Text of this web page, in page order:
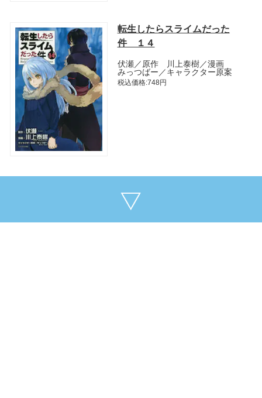
転生したらスライムだった
件 １４
伏瀬／原作 川上泰樹／漫画
みっつばー／キャラクター原案
税込価格:748円